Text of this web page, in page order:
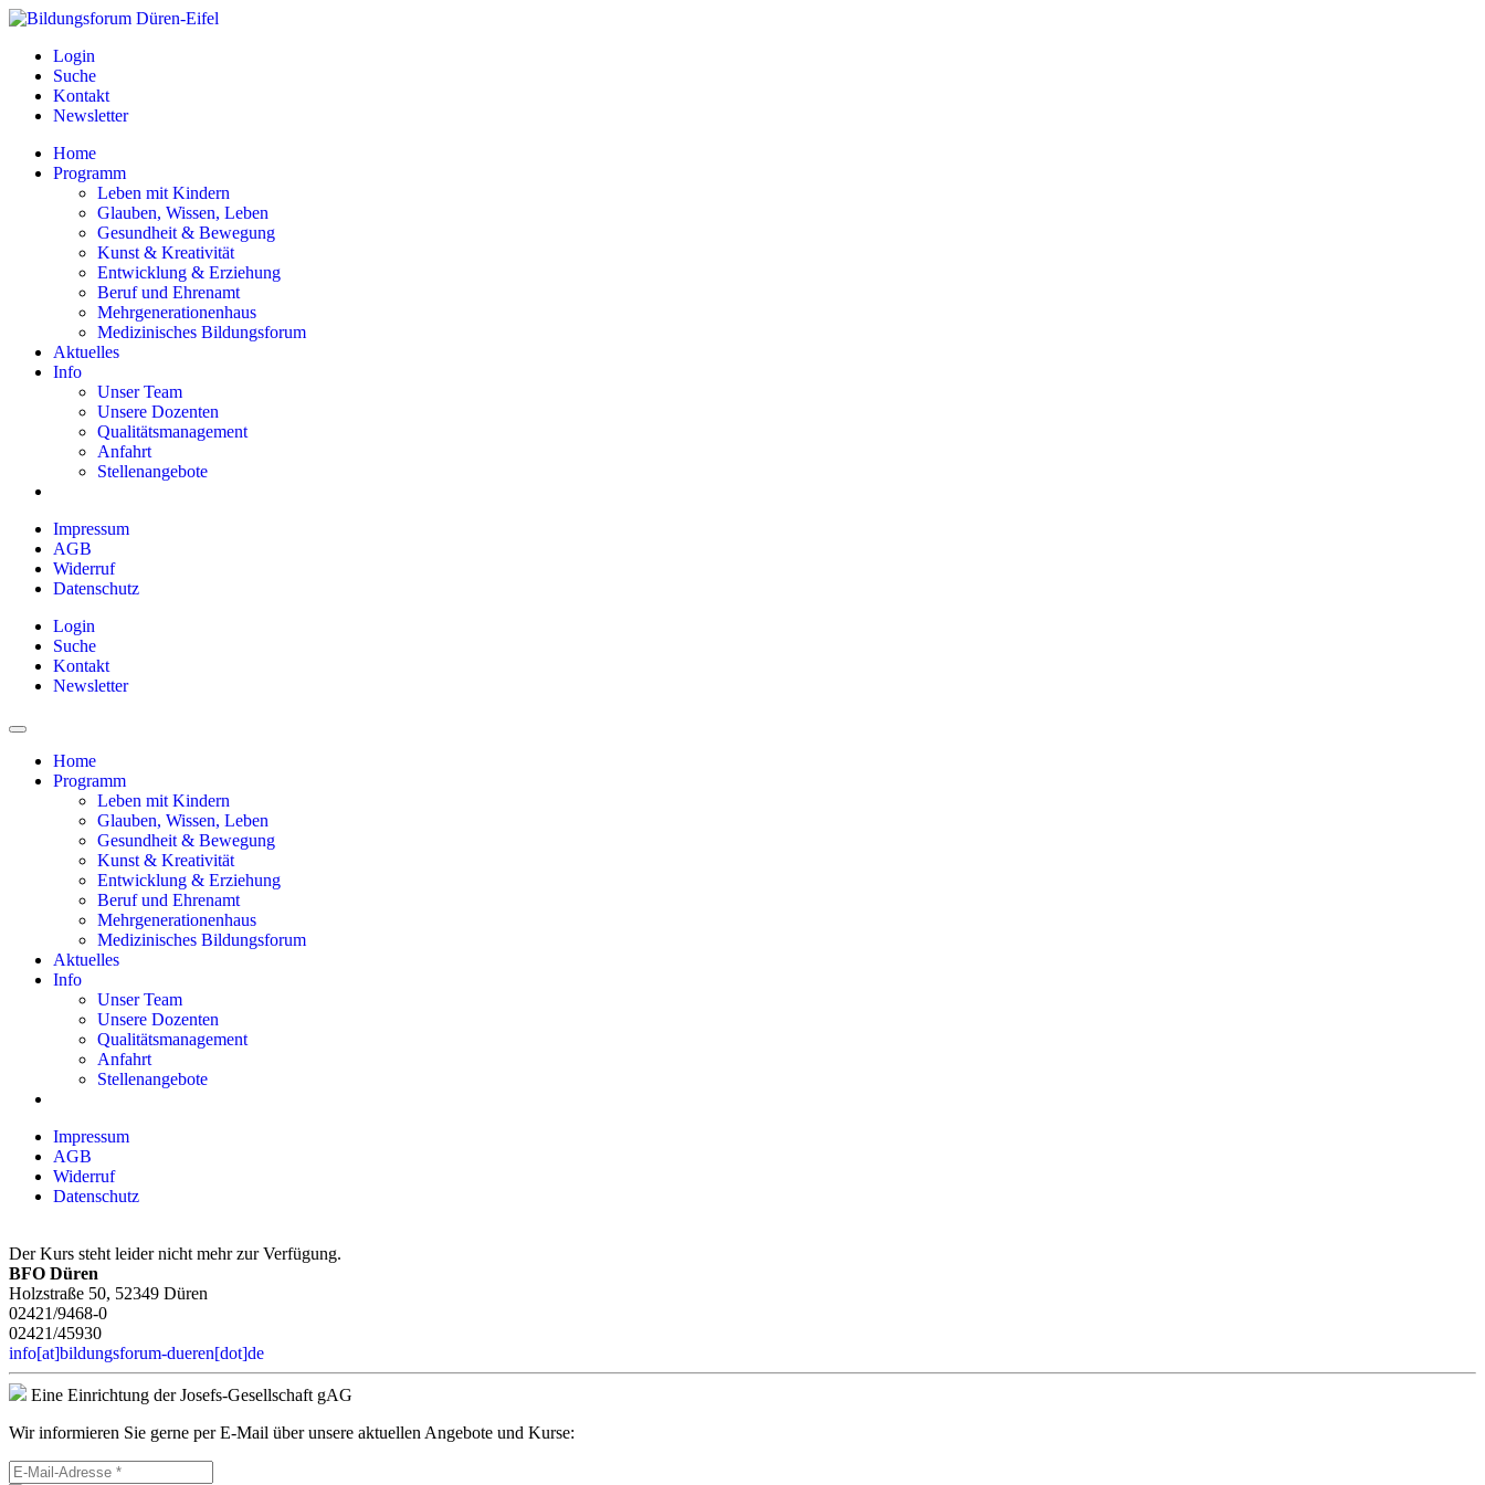
Login
Suche
Kontakt
Newsletter
Home
Programm
Leben mit Kindern
Glauben, Wissen, Leben
Gesundheit & Bewegung
Kunst & Kreativität
Entwicklung & Erziehung
Beruf und Ehrenamt
Mehrgenerationenhaus
Medizinisches Bildungsforum
Aktuelles
Info
Unser Team
Unsere Dozenten
Qualitätsmanagement
Anfahrt
Stellenangebote
Impressum
AGB
Widerruf
Datenschutz
Login
Suche
Kontakt
Newsletter
Home
Programm
Leben mit Kindern
Glauben, Wissen, Leben
Gesundheit & Bewegung
Kunst & Kreativität
Entwicklung & Erziehung
Beruf und Ehrenamt
Mehrgenerationenhaus
Medizinisches Bildungsforum
Aktuelles
Info
Unser Team
Unsere Dozenten
Qualitätsmanagement
Anfahrt
Stellenangebote
Impressum
AGB
Widerruf
Datenschutz
Der Kurs steht leider nicht mehr zur Verfügung.
BFO Düren
Holzstraße 50, 52349 Düren
02421/9468-0
02421/45930
info[at]bildungsforum-dueren[dot]de
Eine Einrichtung der Josefs-Gesellschaft gAG
Wir informieren Sie gerne per E-Mail über unsere aktuellen Angebote und Kurse: